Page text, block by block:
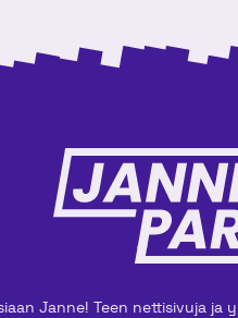
Janne! Teen nettisivuja ja